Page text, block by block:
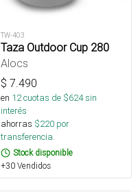
TW-403
Taza Outdoor Cup 280
Alocs
$ 7.490
en 12cuotas de $624sin
interés
ahorras $220 por
transferencia.
Stock disponible
+30 Vendidos